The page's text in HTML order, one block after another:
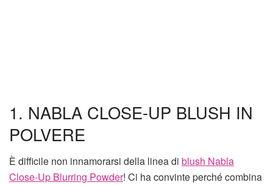
1. NABLA CLOSE-UP BLUSH IN
POLVERE
È difficile non innamorarsi della linea di blush Nabla
Close-Up Blurring Powder! Ci ha convinte perché combina